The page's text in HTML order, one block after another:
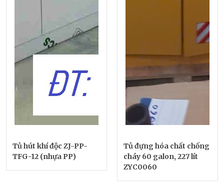
Tủ hút khí độc ZJ-PP-
TFG-12 (nhựa PP)
Tủ đựng hóa chất chống
cháy 60 galon, 227 lít
ZYC0060